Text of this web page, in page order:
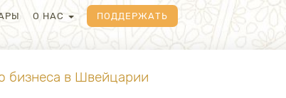
О НАС ПОДДЕРЖАТЬ
бизнеса в Швейцарии